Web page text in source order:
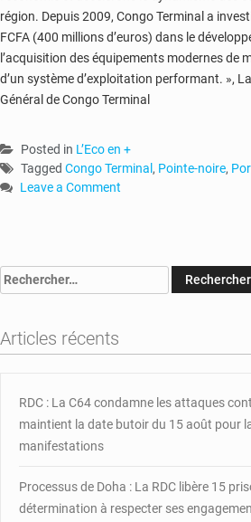
région. Depuis 2009, Congo Terminal a
FCFA (400 millions d’euros) dans le
l’acquisition des équipements modernes de
d’un système d’exploitation performant. »,
Général de Congo Terminal
Posted in L’Eco en +
Tagged Congo Terminal , Pointe-noire,
Leave a Comment
de
Rechercher :
Articles récents
RDC : La C64 condamne les attaques
maintient la date butoir du 15 août pour
manifestations
Processus de Doha : La RDC libère 15
détermination à respecter ses